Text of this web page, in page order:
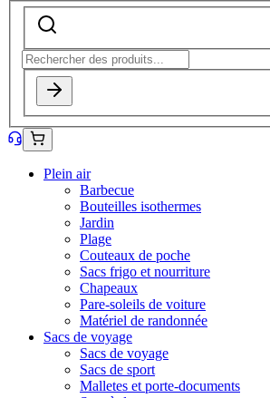
Plein air
Barbecue
Bouteilles isothermes
Jardin
Plage
Couteaux de poche
Sacs frigo et nourriture
Chapeaux
Pare-soleils de voiture
Matériel de randonnée
Sacs de voyage
Sacs de voyage
Sacs de sport
Malletes et porte-documents